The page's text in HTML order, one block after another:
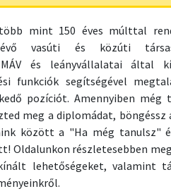
mint 150 éves múlttal
vasúti és közúti
és leányvállalatai által
funkciók segítségével
pozíciót. Amennyiben még
meg a diplomádat,
között a "Ha még tanulsz"
Oldalunkon részletesebben
lehetőségeket, valamint